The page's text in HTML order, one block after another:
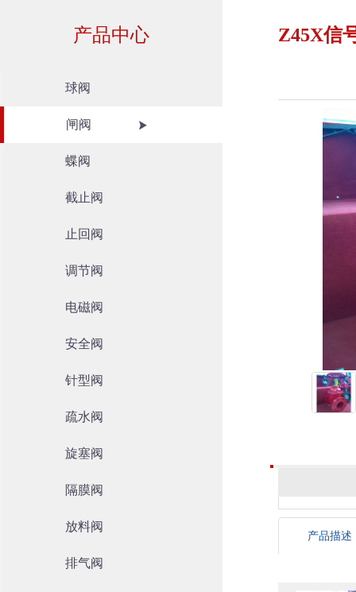
产品中心
球阀
闸阀
蝶阀
截止阀
止回阀
调节阀
电磁阀
安全阀
针型阀
疏水阀
旋塞阀
隔膜阀
放料阀
排气阀
Z45X信
产品描述